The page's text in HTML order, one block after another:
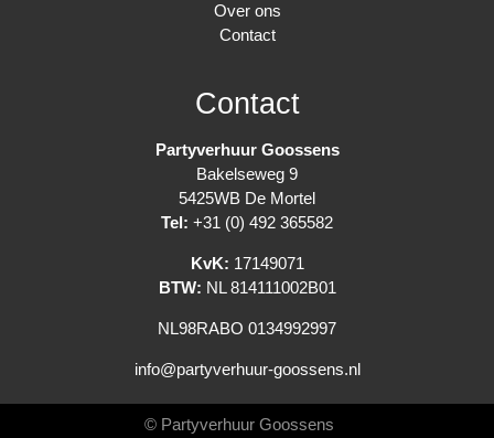
Over ons
Contact
Contact
Partyverhuur Goossens
Bakelseweg 9
5425WB De Mortel
Tel: +31 (0) 492 365582
KvK: 17149071
BTW: NL 814111002B01
NL98RABO 0134992997
info@partyverhuur-goossens.nl
© Partyverhuur Goossens